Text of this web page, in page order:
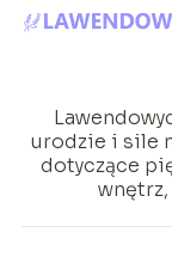
urodzie i sile
dotyczące